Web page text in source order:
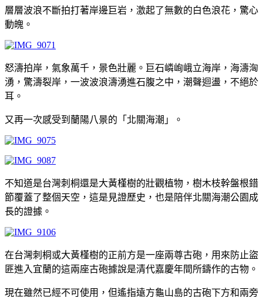
層層波浪不斷拍打著岸邊巨岩，激起了無數的白色浪花，驚心
動魄。
怒濤拍岸，氣象萬千，景色壯麗。巨石嶙峋峨立海岸，海濤洶
湧，驚濤裂岸，一波波浪濤湧進石腹之中，潮聲迴盪，不絕於
耳。
又再一次感受到蘭陽八景的「北關海潮」。
不知道是台灣刺桐還是大黃槿樹的壯觀植物，樹木枝幹盤根錯
節覆蓋了整個天空，這是見證歷史，也是陪伴北關海潮公園成
長的證據。
在台灣刺桐或大黃槿樹的正前方是一座兩尊古砲，用來防止盜
匪進入宜蘭的這兩座古砲據說是清代嘉慶年間所鑄作的古物。
現在雖然已經不可使用，但遙指遠方龜山島的古砲下方和兩旁